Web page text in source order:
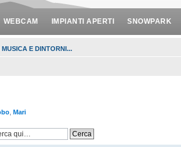
WEBCAM IMPIANTI APERTI SNOWPARK
MUSICA E DINTORNI...
Mari